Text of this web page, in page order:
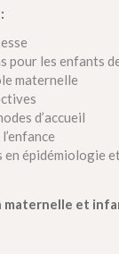
pour les enfants
maternelle
d’accueil
épidémiologie
et